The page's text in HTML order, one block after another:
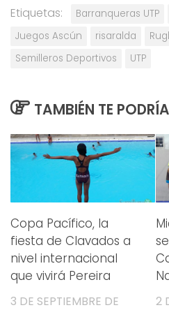
Etiquetas: Barranqueras UTP
Juegos Ascún
risaralda
Semilleros Deportivos
UTP
TAMBIÉN TE
Copa Pacífico, la
fiesta de Clavados a
nivel internacional
que vivirá Pereira
3 DE SEPTIEMBRE DE
2